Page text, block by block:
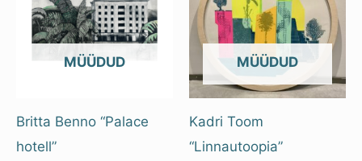
OUT OF STOCK
Britta Benno “Palace
hotell”
OUT OF STOCK
Kadri Toom
“Linnautoopia”